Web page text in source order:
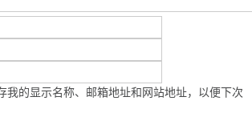
我的显示名称、邮箱地址和网站地址，以便下次